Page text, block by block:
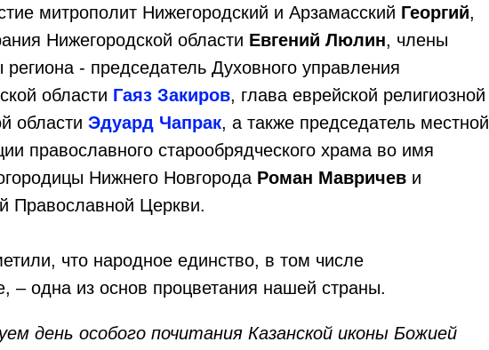
митрополит Нижегородский и Арзамасский Георгий,
Нижегородской области Евгений Люлин, члены
- председатель Духовного управления
области Гаяз Закиров, глава еврейской религиозной
области Эдуард Чапрак, а также председатель местной
православного старообрядческого храма во имя
Нижнего Новгорода Роман Мавричев и
Православной Церкви.
что народное единство, в том числе
– одна из основ процветания нашей страны.
день особого почитания Казанской иконы Божией